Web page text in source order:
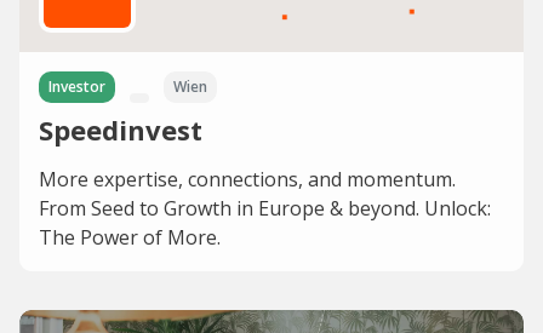
Investor Wien
Speedinvest
More expertise, connections, and momentum.
From Seed to Growth in Europe & beyond. Unlock:
The Power of More.